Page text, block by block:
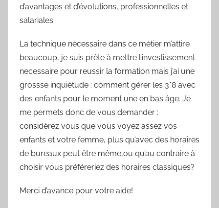
d’avantages et d’évolutions, professionnelles et
salariales.
La technique nécessaire dans ce métier m’attire
beaucoup, je suis prête à mettre l’investissement
necessaire pour reussir la formation mais j’ai une
grossse inquiétude : comment gérer les 3*8 avec
des enfants pour le moment une en bas âge. Je
me permets donc de vous demander :
considèrez vous que vous voyez assez vos
enfants et votre femme, plus qu’avec des horaires
de bureaux peut être même,ou qu’au contraire à
choisir vous préféreriez des horaires classiques?
Merci d’avance pour votre aide!